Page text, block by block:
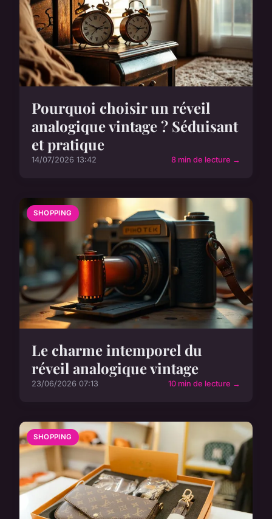
Pourquoi choisir un réveil
analogique vintage ? Séduisant
et pratique
14/07/2026 13:42 8 min de lecture →
SHOPPING
Le charme intemporel du
réveil analogique vintage
23/06/2026 07:13 10 min de lecture →
SHOPPING